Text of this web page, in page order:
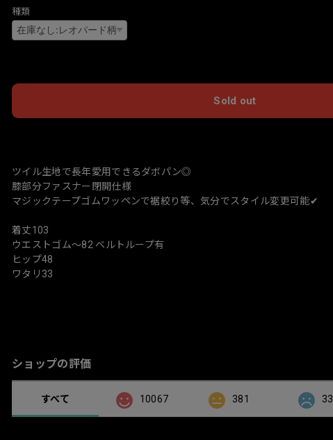
種類
Sold out
ツイル生地で長年愛用できるダボパン◎
膝部分ファスナー閉開仕様
マジックテープゴムワッペンで裾絞り等、気分でスタイル変更可能✔︎
着丈103
ウエストゴム〜82 ベルトループ有
ヒップ48
ワタリ33
ショップの評価
すべて 10067 381 33